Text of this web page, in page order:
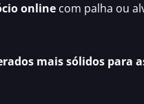
online com palha ou
mais sólidos para